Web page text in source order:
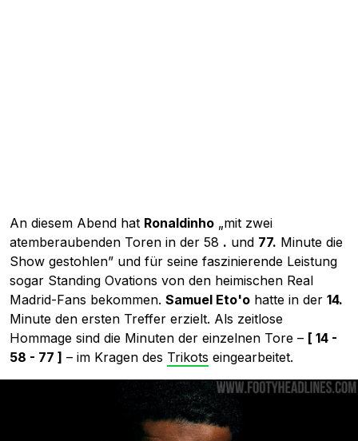
An diesem Abend hat Ronaldinho „mit zwei
atemberaubenden Toren in der 58 . und 77. Minute die
Show gestohlen” und für seine faszinierende Leistung
sogar Standing Ovations von den heimischen Real
Madrid-Fans bekommen. Samuel Eto'o hatte in der 14.
Minute den ersten Treffer erzielt. Als zeitlose
Hommage sind die Minuten der einzelnen Tore – [ 14 -
58 - 77 ] – im Kragen des Trikots eingearbeitet.